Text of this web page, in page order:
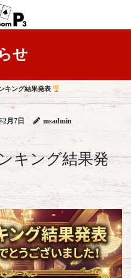
せ
キング結果発表
2月7日 msadmin
キング結果発